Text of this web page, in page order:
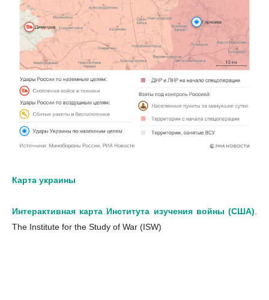
Карта украины
Интерактивная карта Института изучения войны (США)
The Institute for the Study of War (ISW)